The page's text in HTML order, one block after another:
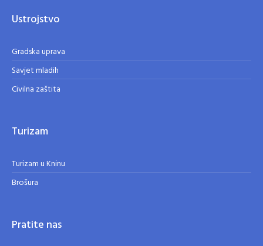
Ustrojstvo
Gradska uprava
Savjet mladih
Civilna zaštita
Turizam
Turizam u Kninu
Brošura
Pratite nas